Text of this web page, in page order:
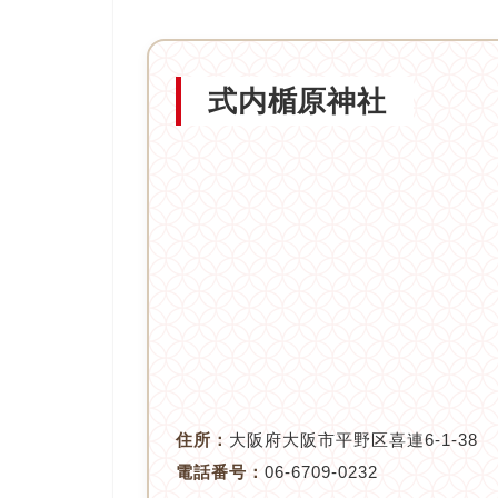
式内楯原神社
住所： 大阪府大阪市平野区喜連6-1-38
電話番号： 06-6709-0232